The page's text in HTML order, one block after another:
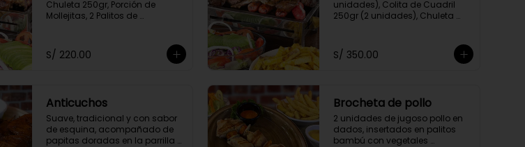
Chuleta 250gr, Porción de
Mollejitas, 2 Palitos de
Colita de Cuadril 250gr, 2
Frankfurter, Porción de Papas
S/ 220.00
unidades), Colita de Cuadril
250gr (2 unidades), Chuleta
Anticuchos, Porción de
Champiñones, Porción de Papa
S/ 350.00
Anticuchos
Suave, tradicional y con sabor
de esquina, acompañado de
papitas doradas en la parrilla y
Brocheta de pollo
2 unidades de jugoso pollo en
dados, insertados en palitos
bambú con vegetales